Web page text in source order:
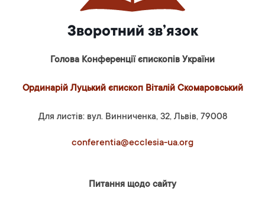
Зворотний зв’язок
Голова Конференції єпископів України
Ординарій Луцький єпископ Віталій Скомаровський
Для листів: вул. Винниченка, 32, Львів, 79008
conferentia@ecclesia-ua.org
Питання щодо сайту